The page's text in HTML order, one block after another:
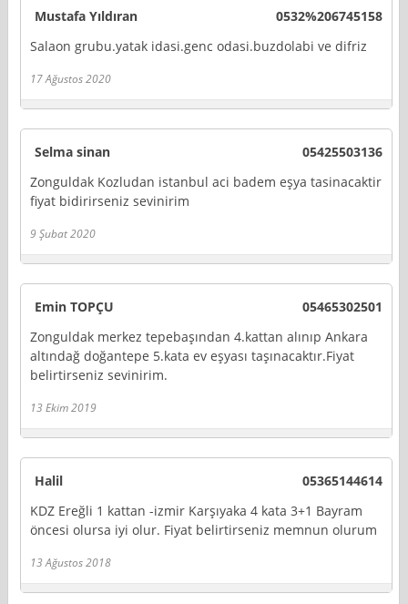
Mustafa Yıldıran
0532%206745158
Salaon grubu.yatak idasi.genc odasi.buzdolabi ve difriz
17 Ağustos 2020
Selma sinan
05425503136
Zonguldak Kozludan istanbul aci badem eşya tasinacaktir
fiyat bidirirseniz sevinirim
9 Şubat 2020
Emin TOPÇU
05465302501
Zonguldak merkez tepebaşından 4.kattan alınıp Ankara
altındağ doğantepe 5.kata ev eşyası taşınacaktır.Fiyat
belirtirseniz sevinirim.
13 Ekim 2019
Halil
05365144614
KDZ Ereğli 1 kattan -izmir Karşıyaka 4 kata 3+1 Bayram
öncesi olursa iyi olur. Fiyat belirtirseniz memnun olurum
13 Ağustos 2018